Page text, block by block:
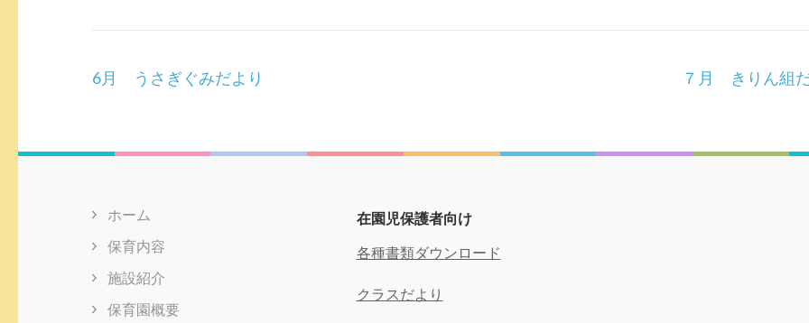
投
ゲ
シ
ョ
ン
6月 うさぎぐみだより ７月 きりん組
ホーム
保育内容
施設紹介
保育園概要
在園児保護者向け
各種書類ダウンロード
クラスだより